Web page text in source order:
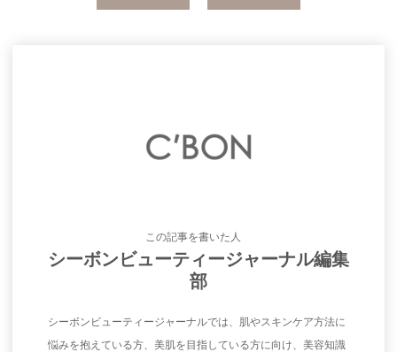
この記事を書いた人
シーボンビューティージャーナル編集
部
シーボンビューティージャーナルでは、肌やスキンケア方法に
悩みを抱えている方、美肌を目指している方に向け、美容知識